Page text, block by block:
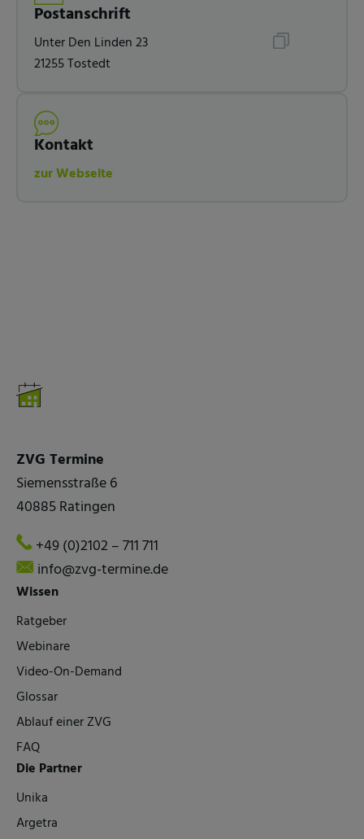
Postanschrift
Unter Den Linden 23
21255 Tostedt
Kontakt
zur Webseite
ZVG Termine
Siemensstraße 6
40885 Ratingen
+49 (0)2102 – 711 711
info@zvg-termine.de
Wissen
Ratgeber
Webinare
Video-On-Demand
Glossar
Ablauf einer ZVG
FAQ
Die Partner
Unika
Argetra